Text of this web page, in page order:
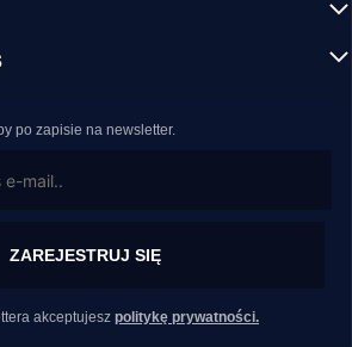
po zapisie na newsletter.
ZAREJESTRUJ SIĘ
akceptujesz politykę prywatności.